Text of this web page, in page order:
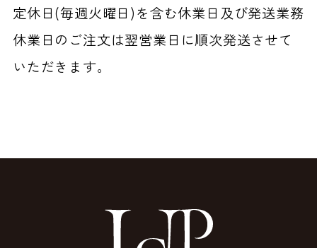
定休日(毎週火曜日)を含む休業日及び発送業務
休業日のご注文は翌営業日に順次発送させて
いただきます。